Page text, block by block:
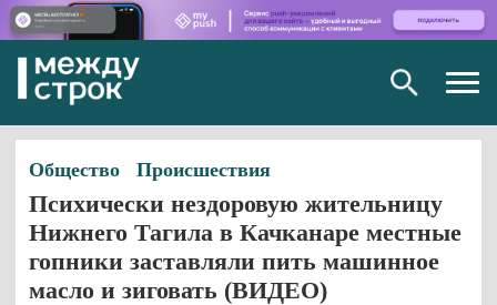
Общество Происшествия
Психически нездоровую жительницу
Нижнего Тагила в Качканаре местные
гопники заставляли пить машинное
масло и зиговать (ВИДЕО)